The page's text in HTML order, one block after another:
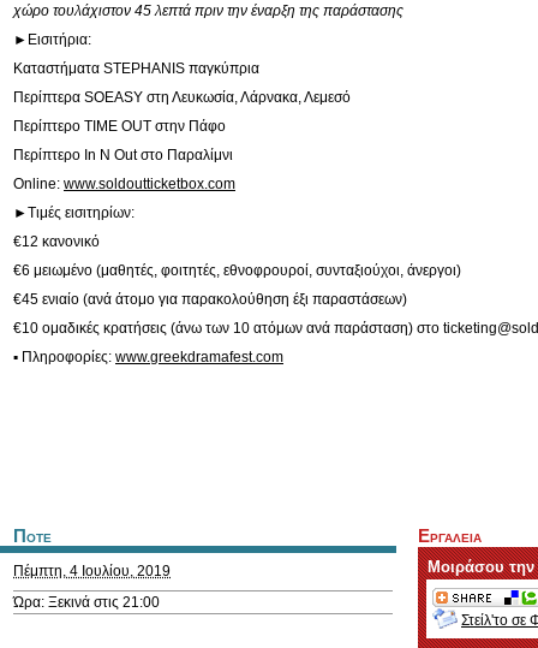
χώρο τουλάχιστον 45 λεπτά πριν την έναρξη της παράστασης
►Εισιτήρια:
Καταστήματα STEPHANIS παγκύπρια
Περίπτερα SOEASY στη Λευκωσία, Λάρνακα, Λεμεσό
Περίπτερο ΤΙΜΕ OUT στην Πάφο
Περίπτερο In N Out στο Παραλίμνι
Online: www.soldoutticketbox.com
►Τιμές εισιτηρίων:
€12 κανονικό
€6 μειωμένο (μαθητές, φοιτητές, εθνοφρουροί, συνταξιούχοι, άνεργοι)
€45 ενιαίο (ανά άτομο για παρακολούθηση έξι παραστάσεων)
€10 ομαδικές κρατήσεις (άνω των 10 ατόμων ανά παράσταση) στο
▪ Πληροφορίες: www.greekdramafest.com
Ποτε
Πέμπτη, 4 Ιουλίου, 2019
Ώρα: Ξεκινά στις 21:00
Εργαλεια
Μοιράσου
Στείλ'το σε